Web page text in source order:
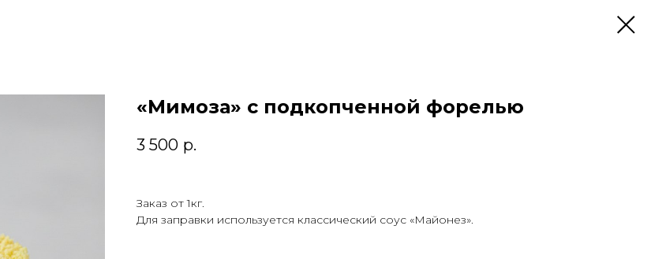
«Мимоза» с подкопченной форелью
3 500 р.
Заказ от 1кг.
Для заправки используется классический соус «Майонез».